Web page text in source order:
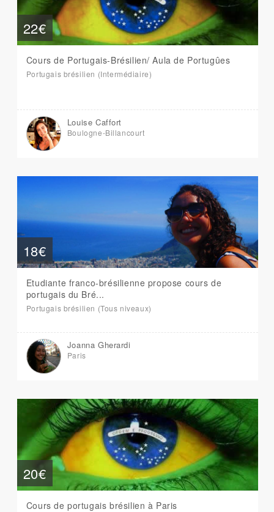
22€
Cours de Portugais-Brésilien/ Aula de Portugûes
Portugais brésilien (Intermédiaire)
Louise Caffort
Boulogne-Billancourt
18€
Etudiante franco-brésilienne propose cours de
portugais du Bré...
Portugais brésilien (Tous niveaux)
Joanna Gherardi
Paris
20€
Cours de portugais brésilien à Paris